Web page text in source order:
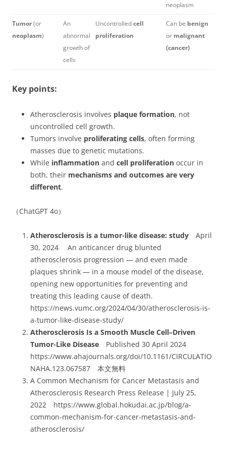
neoplasm
Tumor(or
neoplasm)
An
abnormal
growth of
cells
Uncontrolledcell
proliferation
Can be benign
or malignant
(cancer)
Key points:
Atherosclerosis involves plaque formation, not
uncontrolled cell growth.
Tumors involve proliferating cells, often forming
masses due to genetic mutations.
While inflammation and cell proliferation occur in
both, their mechanisms and outcomes are very
different.
（ChatGPT 4o）
Atherosclerosis is a tumor-like disease: study April
30, 2024 An anticancer drug blunted
atherosclerosis progression — and even made
plaques shrink — in a mouse model of the disease,
opening new opportunities for preventing and
treating this leading cause of death.
https://news.vumc.org/2024/04/30/atherosclerosis-is-
a-tumor-like-disease-study/
Atherosclerosis Is a Smooth Muscle Cell–Driven
Tumor-Like Disease Published 30 April 2024
https://www.ahajournals.org/doi/10.1161/CIRCULATIO
NAHA.123.067587 本文無料
A Common Mechanism for Cancer Metastasis and
Atherosclerosis Research Press Release | July 25,
2022 https://www.global.hokudai.ac.jp/blog/a-
common-mechanism-for-cancer-metastasis-and-
atherosclerosis/